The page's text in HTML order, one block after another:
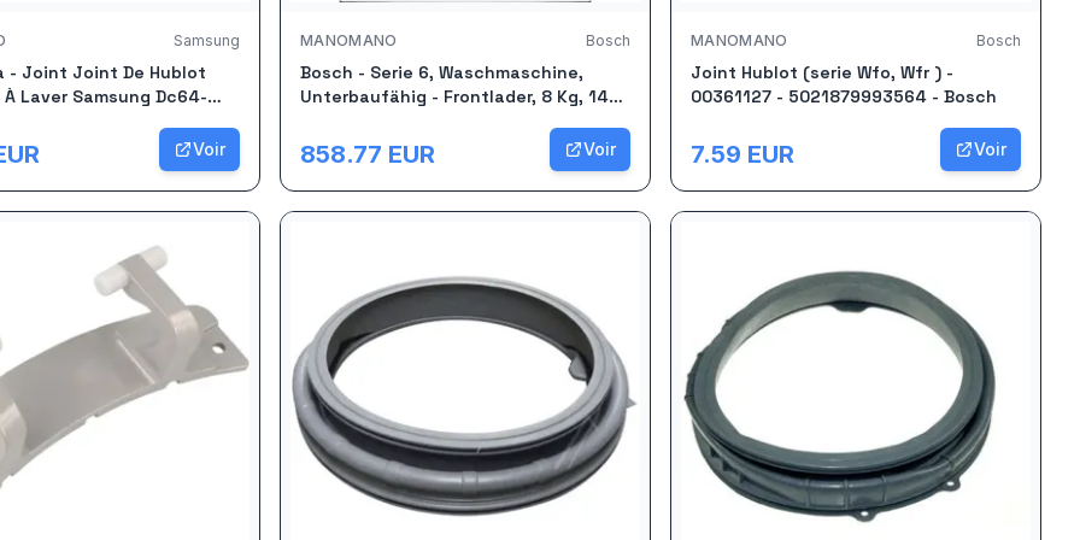
Samsung
- Joint Joint De Hublot
Laver Samsung Dc64-
Voir
MANOMANO Bosch
Bosch - Serie 6, Waschmaschine,
Unterbaufähig - Frontlader, 8 Kg, 1400
858.77 EUR Voir
MANOMANO Bosch
Joint Hublot (serie Wfo, Wfr ) -
00361127 - 5021879993564 - Bosch
7.59 EUR Voir